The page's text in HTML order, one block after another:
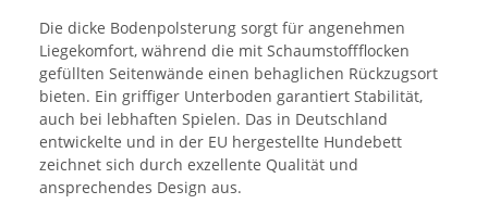
Die dicke Bodenpolsterung sorgt für angenehmen
Liegekomfort, während die mit Schaumstoffflocken
gefüllten Seitenwände einen behaglichen Rückzugsort
bieten. Ein griffiger Unterboden garantiert Stabilität,
auch bei lebhaften Spielen. Das in Deutschland
entwickelte und in der EU hergestellte Hundebett
zeichnet sich durch exzellente Qualität und
ansprechendes Design aus.